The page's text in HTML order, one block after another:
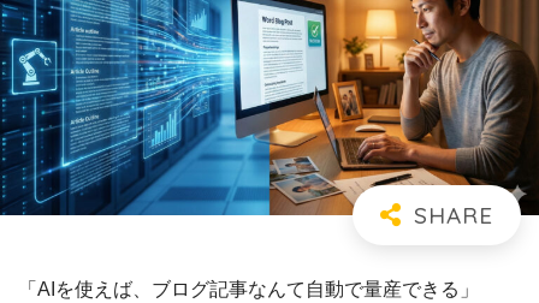
「AIを使えば、ブログ記事なんて自動で量産できる」